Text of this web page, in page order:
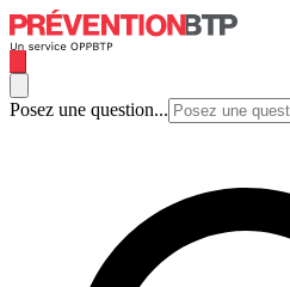
Posez une question...